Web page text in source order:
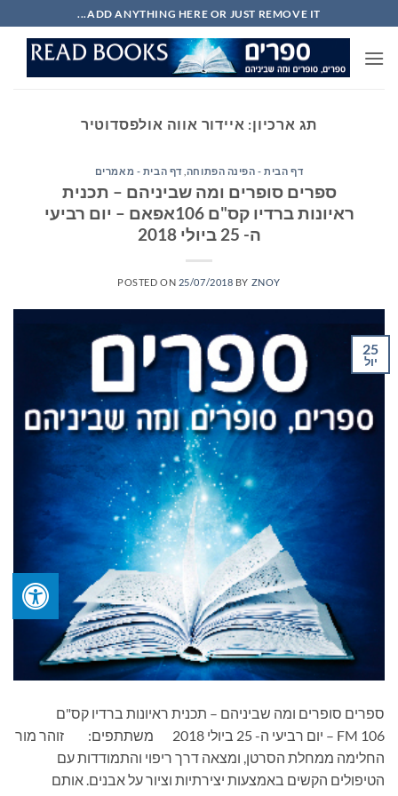
to
content
ADD ANYTHING HERE OR JUST REMOVE IT...
תג ארכיון: איידור אווה אולפסדוטיר
דף הבית - הפינה הפתוחה דף הבית - מאמרים
ספרים סופרים ומה שביניהם – תכנית
ראיונות ברדיו קס"ם 106אפאם – יום רביעי
ה- 25 ביולי 2018
POSTED ON 25/07/2018 BY ZNOY
25
יול
ספרים סופרים ומה שביניהם – תכנית ראיונות ברדיו קס"ם
106 FM – יום רביעי ה- 25 ביולי 2018 משתתפים: זוהר מור
החלימה ממחלת הסרטן, ומצאה דרך ריפוי והתמודדות עם
הטיפולים הקשים באמצעות יצירתיות וציור על אבנים. אותם